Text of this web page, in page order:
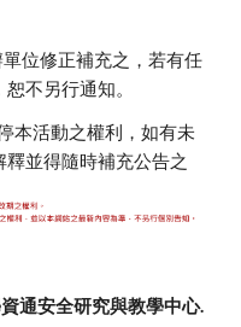
位修正補充之，若有任
不另行通知。
本活動之權利，如有未
並得隨時補充公告之
通安全研究與教學中心.